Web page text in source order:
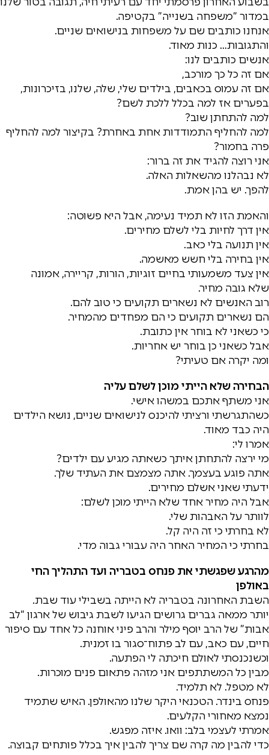
במדור “משפחה בשנייה” בקטיפה.
אנחנו כותבים שם על משפחות בנישואים שניים.
והתגובות… כנות מאוד.
אנשים כותבים לנו:
אם זה כל כך מורכב,
אם זה עמוס בכאבים, בילדים שלי, שלה, שלנו, בזיכרונות,
בפערים אז למה בכלל ללכת לשם?
למה להתחתן שוב?
למה להחליף התמודדות אחת באחרת? בקיצור למה להחליף
פרה בחמור?
אני רוצה להגיד את זה ברור:
לא נבהלנו מהשאלות האלה.
להפך. יש בהן אמת.
והאמת הזו לא תמיד נעימה, אבל היא פשוטה:
אין דרך לחיות בלי לשלם מחירים.
אין תנועה בלי כאב.
אין בחירה בלי חשש מאשמה.
אין צעד משמעותי בחיים זוגיות, הורות, קריירה, אמונה
שלא גובה מחיר.
רוב האנשים לא נשארים תקועים כי טוב להם.
הם נשארים תקועים כי הם מפחדים מהמחיר.
כי כשאני לא בוחר אין כתובת.
אבל כשאני כן בוחר יש אחריות.
ומה יקרה אם טעיתי?
הבחירה שלא הייתי מוכן לשלם עליה
אני משתף אתכם במשהו אישי.
כשהתגרשתי ורציתי להיכנס לנישואים שניים, נושא הילדים
היה כבד מאוד.
אמרו לי:
מי ירצה להתחתן איתך כשאתה מגיע עם ילדים?
אתה פוגע בעצמך. אתה מצמצם את העתיד שלך.
ידעתי שאני אשלם מחירים.
אבל היה מחיר אחד שלא הייתי מוכן לשלם:
לוותר על האבהות שלי.
לא בחרתי כי זה היה קל.
בחרתי כי המחיר האחר היה עבורי גבוה מדי.
מהרגע שפגשתי את פנחס בטבריה ועד התהליך החי
באולפן
השבת האחרונה בטבריה לא הייתה בשבילי עוד שבת.
יותר ממאה גברים גרושים הגיעו לשבת גיבוש של ארגון “לב
אבות” של הרב יוסף מילר והרב פיני אוחנה כל אחד עם סיפור
חיים, עם כאב, עם לב פתוח־סגור בו זמנית.
וכשנכנסתי לאולם חיכתה לי הפתעה.
מבין כל המשתתפים אני מזהה פתאום פנים מוכרות.
לא מטפל. לא תלמיד.
פנחס בינדר. הטכנאי היקר שלנו מהאולפן. האיש שתמיד
נמצא מאחורי הקלעים.
אמרתי לעצמי בלב: וואו. איזה מפגש.
כדי להבין מה קרה שם צריך להבין איך בכלל פותחים קבוצה.